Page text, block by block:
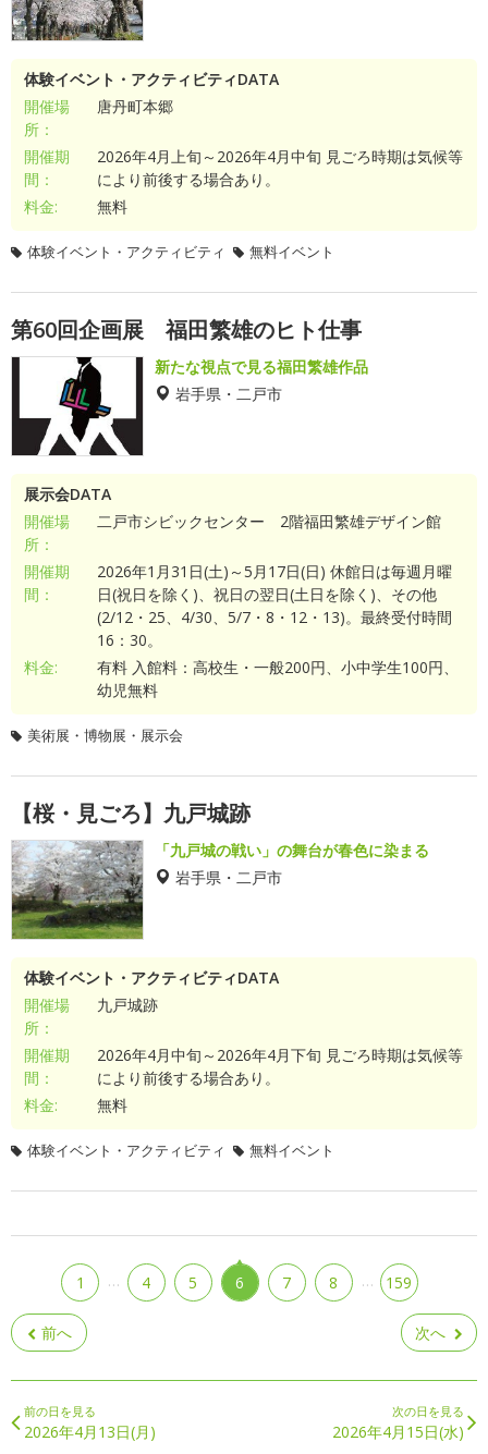
体験イベント・アクティビティDATA
開催場
所：
唐丹町本郷
開催期
間：
2026年4月上旬～2026年4月中旬 見ごろ時期は気候等
により前後する場合あり。
料金:
無料
体験イベント・アクティビティ 無料イベント
第60回企画展 福田繁雄のヒト仕事
新たな視点で見る福田繁雄作品
岩手県・二戸市
展示会DATA
開催場
所：
二戸市シビックセンター 2階福田繁雄デザイン館
開催期
間：
2026年1月31日(土)～5月17日(日) 休館日は毎週月曜
日(祝日を除く)、祝日の翌日(土日を除く)、その他
(2/12・25、4/30、5/7・8・12・13)。最終受付時間
16：30。
料金:
有料 入館料：高校生・一般200円、小中学生100円、
幼児無料
美術展・博物展・展示会
【桜・見ごろ】九戸城跡
「九戸城の戦い」の舞台が春色に染まる
岩手県・二戸市
体験イベント・アクティビティDATA
開催場
所：
九戸城跡
開催期
間：
2026年4月中旬～2026年4月下旬 見ごろ時期は気候等
により前後する場合あり。
料金:
無料
体験イベント・アクティビティ 無料イベント
前へ
1 … 4 5 6 7 8 … 159
次へ
前の日を見る
2026年4月13日(月)
次の日を見る
2026年4月15日(水)